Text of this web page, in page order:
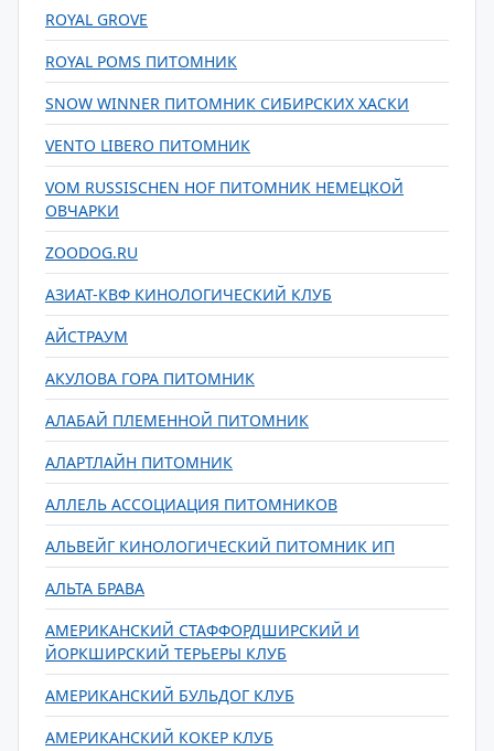
ROYAL GROVE
ROYAL POMS ПИТОМНИК
SNOW WINNER ПИТОМНИК СИБИРСКИХ ХАСКИ
VENTO LIBERO ПИТОМНИК
VOM RUSSISCHEN HOF ПИТОМНИК НЕМЕЦКОЙ
ОВЧАРКИ
ZOODOG.RU
АЗИАТ-КВФ КИНОЛОГИЧЕСКИЙ КЛУБ
АЙСТРАУМ
АКУЛОВА ГОРА ПИТОМНИК
АЛАБАЙ ПЛЕМЕННОЙ ПИТОМНИК
АЛАРТЛАЙН ПИТОМНИК
АЛЛЕЛЬ АССОЦИАЦИЯ ПИТОМНИКОВ
АЛЬВЕЙГ КИНОЛОГИЧЕСКИЙ ПИТОМНИК ИП
АЛЬТА БРАВА
АМЕРИКАНСКИЙ СТАФФОРДШИРСКИЙ И
ЙОРКШИРСКИЙ ТЕРЬЕРЫ КЛУБ
АМЕРИКАНСКИЙ БУЛЬДОГ КЛУБ
АМЕРИКАНСКИЙ КОКЕР КЛУБ